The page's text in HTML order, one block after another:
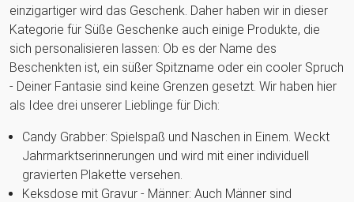
einzigartiger wird das Geschenk. Daher haben wir in dieser
Kategorie für Süße Geschenke auch einige Produkte, die
sich personalisieren lassen: Ob es der Name des
Beschenkten ist, ein süßer Spitzname oder ein cooler Spruch
- Deiner Fantasie sind keine Grenzen gesetzt. Wir haben hier
als Idee drei unserer Lieblinge für Dich:
Candy Grabber: Spielspaß und Naschen in Einem. Weckt
Jahrmarktserinnerungen und wird mit einer individuell
gravierten Plakette versehen.
Keksdose mit Gravur - Männer: Auch Männer sind